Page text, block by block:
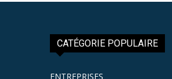
CATÉGORIE POPULAIRE
ENTREPRISES